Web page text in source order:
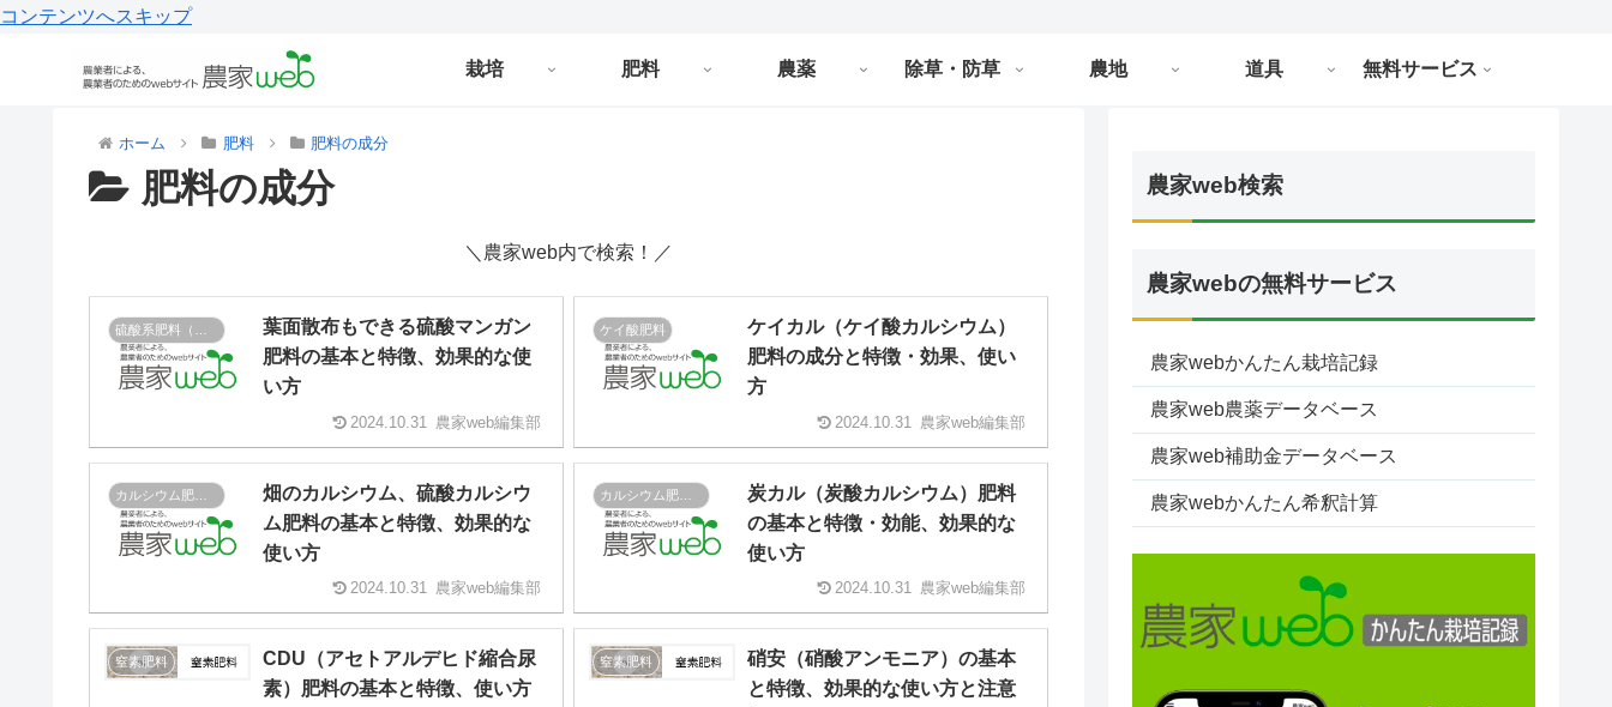
コンテンツへスキップ
栽培 肥料 農薬 除草・防草 農地 道具 無料サービス
ホーム 肥料 肥料の成分
肥料の成分
＼農家web内で検索！／
葉面散布もできる硫酸マンガン
肥料の基本と特徴、効果的な使
い方
2024.10.31 農家web編集部
ケイ酸肥料
ケイカル（ケイ酸カルシウム）
肥料の成分と特徴・効果、使い
方
2024.10.31 農家web編集部
畑のカルシウム、硫酸カルシウ
ム肥料の基本と特徴、効果的な
使い方
2024.10.31 農家web編集部
炭カル（炭酸カルシウム）肥料
の基本と特徴・効能、効果的な
使い方
2024.10.31 農家web編集部
窒素肥料
CDU（アセトアルデヒド縮合尿
素）肥料の基本と特徴、使い方
窒素肥料
硝安（硝酸アンモニア）の基本
と特徴、効果的な使い方と注意
農家web検索
農家webの無料サービス
農家webかんたん栽培記録
農家web農薬データベース
農家web補助金データベース
農家webかんたん希釈計算